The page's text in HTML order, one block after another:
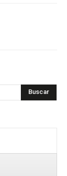
Buscar